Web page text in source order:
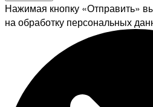
Нажимая кнопку «Отправить»
на обработку персональных